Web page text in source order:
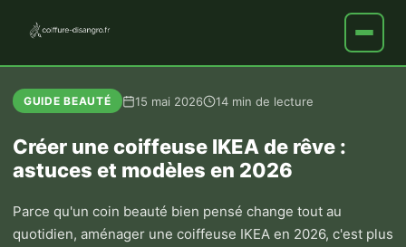
GUIDE BEAUTÉ 15 mai 2026 14 min de lecture
Créer une coiffeuse IKEA de rêve :
astuces et modèles en 2026
Parce qu'un coin beauté bien pensé change tout au
quotidien, aménager une coiffeuse IKEA en 2026, c'est plus